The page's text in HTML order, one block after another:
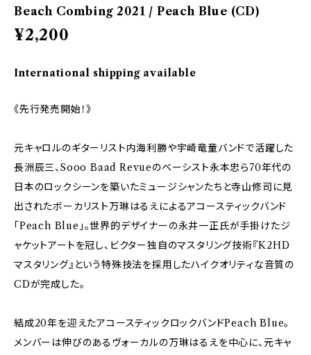
Beach Combing 2021 / Peach Blue (CD)
¥2,200
International shipping available
《先行発売開始！》
元キャロルのギターリスト内海利勝や宇崎竜童バンドで活躍した
長洲辰三、Sooo Baad Revueのベーシスト永本忠ら70年代の
日本のロックシーンを築いたミュージシャンたちと寺山修司に見
出されたボーカリスト万琳はるえによるアコースティックバンド
「Peach Blue」。世界的デザイナーの永井一正氏が手掛けたジ
ャケットアートを冠し、ビクター独自のマスタリング技術『K2HD
マスタリング』という特殊技法を採用したハイクオリティな音質の
CDが完成した。
結成20年を迎えたアコースティックロックバンドPeach Blue。
メンバーは伸びのあるヴォーカルの万琳はるえを中心に、元キャ